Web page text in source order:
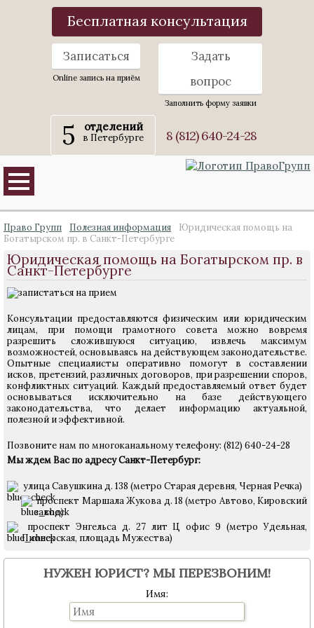
Бесплатная консультация
Записаться
Online запись на приём
Задать
вопрос
Заполнить форму заявки
5 отделений
в Петербурге 8 (812) 640-24-28
Право Групп Полезная информация
Юридическая помощь на
Богатырском пр. в Санкт-Петербурге
Юридическая помощь на Богатырском пр. в
Санкт-Петербурге
Консультации предоставляются физическим или юридическим
лицам, при помощи грамотного совета можно вовремя
разрешить сложившуюся ситуацию, извлечь максимум
возможностей, основываясь на действующем законодательстве.
Опытные специалисты оперативно помогут в составлении
исков, претензий, различных договоров, при разрешении споров,
конфликтных ситуаций. Каждый предоставляемый ответ будет
основываться исключительно на базе действующего
законодательства, что делает информацию актуальной,
полезной и эффективной.
Позвоните нам по многоканальному телефону: (812) 640-24-28
Мы ждем Вас по адресу Санкт-Петербург:
улица Савушкина д. 138 (метро Старая деревня, Черная Речка)
проспект Маршала Жукова д. 18 (метро Автово, Кировский
завод)
проспект Энгельса д. 27 лит Ц офис 9 (метро Удельная,
Пионерская, площадь Мужества)
НУЖЕН ЮРИСТ? МЫ ПЕРЕЗВОНИМ!
Имя: